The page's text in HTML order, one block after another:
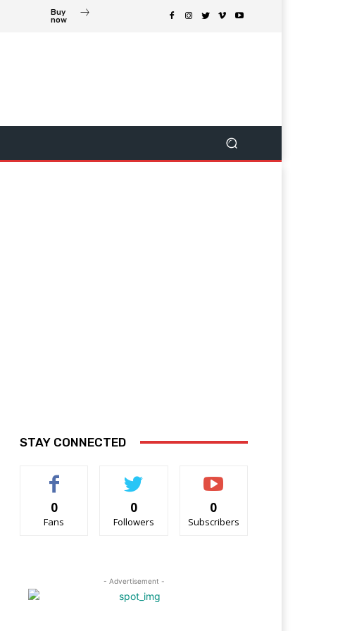
Buy
now
STAY CONNECTED
0
Fans
0
Followers
0
Subscribers
- Advertisement -